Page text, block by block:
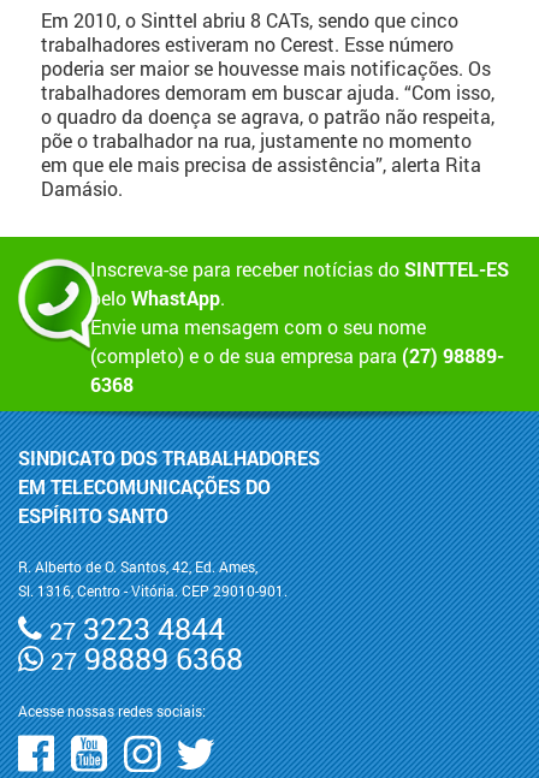
Em 2010, o Sinttel abriu 8 CATs, sendo que cinco
trabalhadores estiveram no Cerest. Esse número
poderia ser maior se houvesse mais notificações. Os
trabalhadores demoram em buscar ajuda. “Com isso,
o quadro da doença se agrava, o patrão não respeita,
põe o trabalhador na rua, justamente no momento
em que ele mais precisa de assistência”, alerta Rita
Damásio.
Inscreva-se para receber notícias doSINTTEL-ES
peloWhastApp.
Envie uma mensagem com o seu nome
(completo) e o de sua empresa para (27) 98889-
6368
SINDICATO DOS TRABALHADORES
EM TELECOMUNICAÇÕES DO
ESPÍRITO SANTO
R. Alberto de O. Santos, 42, Ed. Ames,
Sl. 1316, Centro - Vitória. CEP 29010-901.
273223 4844
2798889 6368
Acesse nossas redes sociais: